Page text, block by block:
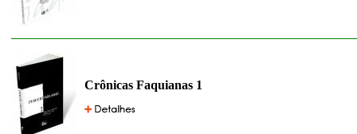
Crônicas Faquianas 1